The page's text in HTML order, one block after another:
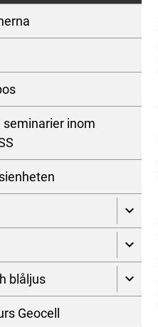
seminarier inom
blåljus
Geocell